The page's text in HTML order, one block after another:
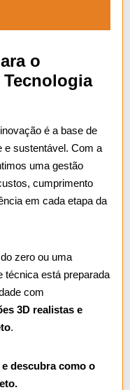
o
é a base de
e sustentável. Com a
uma gestão
cumprimento
em cada etapa da
zero ou uma
técnica está preparada
com
3D realistas e
.
descubra como o